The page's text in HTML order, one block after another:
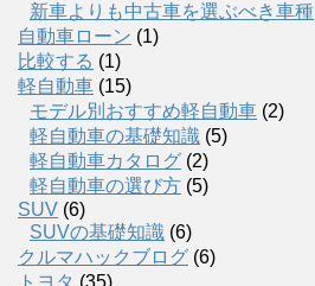
新車よりも中古車を選ぶべき車種
自動車ローン (1)
比較する (1)
軽自動車 (15)
モデル別おすすめ軽自動車 (2)
軽自動車の基礎知識 (5)
軽自動車カタログ (2)
軽自動車の選び方 (5)
SUV (6)
SUVの基礎知識 (6)
クルマハックブログ (6)
トヨタ (35)